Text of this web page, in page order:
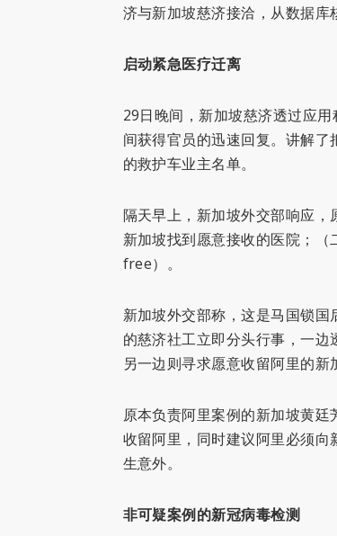
济与新加坡慈济接洽，从数据库
启动紧急医疗迁离
29日晚间，新加坡慈济透过应
间获得官员的迅速回复。讲解
的救护车业主名单。
隔天早上，新加坡外交部响应
新加坡找到愿意接收的医院；
free）。
新加坡外交部称，这是马国锁
的慈济社工立即分头行事，一边
另一边则寻求愿意收留阿里的新
原本负责阿里案例的新加坡黄
收留阿里，同时建议阿里必须
生意外。
非可疑案例的新冠病毒检测